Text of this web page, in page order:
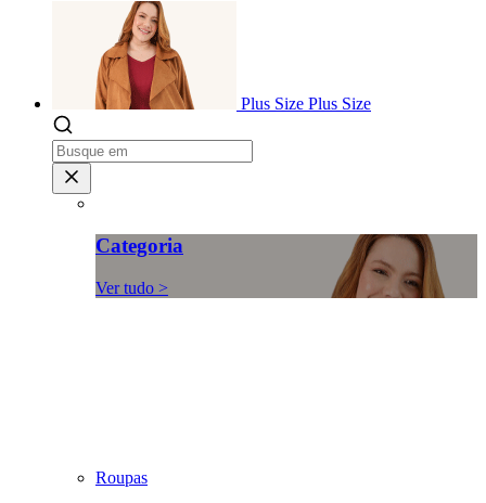
Plus Size Plus Size
Categoria
Ver tudo >
Roupas